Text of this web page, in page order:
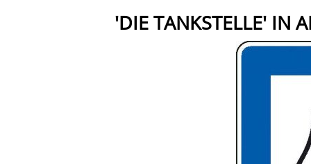
'DIE TANKSTELLE' IN